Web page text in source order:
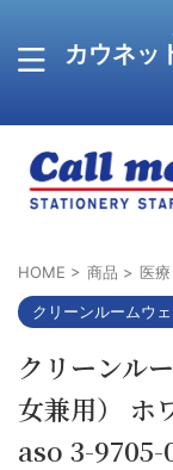
カウネッ
HOME > 商品 > 医
クリーンルームウ
クリーンル
女兼用） ホ
aso 3-